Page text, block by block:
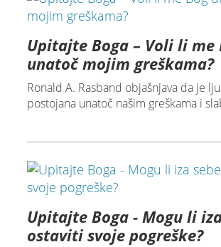
Upitajte Boga – Voli li me
unatoč mojim greškama?
Ronald A. Rasband objašnjava da je
postojana unatoč našim greškama i
Upitajte Boga - Mogu li
ostaviti svoje pogreške?